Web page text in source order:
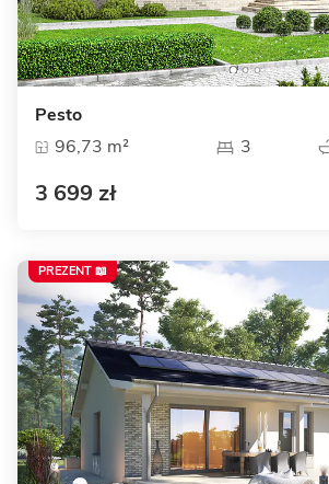
Pesto
96,73 m²
3
3 699 zł
PREZENT 📖